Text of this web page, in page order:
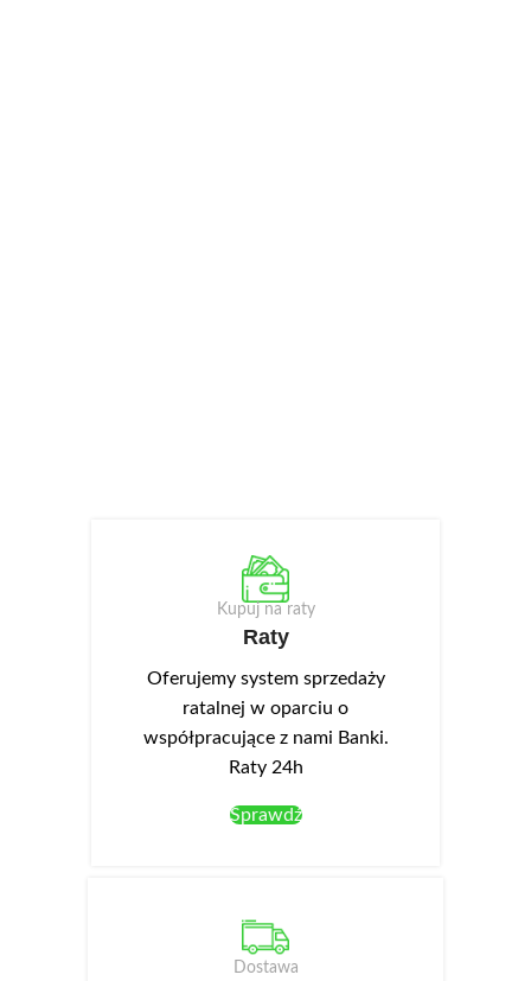
Kupuj na raty
Raty
Oferujemy system sprzedaży
ratalnej w oparciu o
współpracujące z nami Banki.
Raty 24h
Sprawdź
Dostawa